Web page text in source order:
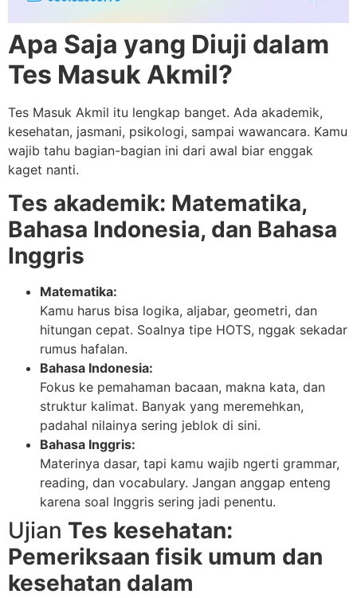
Apa Saja yang Diuji dalam
Tes Masuk Akmil?
Tes Masuk Akmil itu lengkap banget. Ada akademik,
kesehatan, jasmani, psikologi, sampai wawancara. Kamu
wajib tahu bagian-bagian ini dari awal biar enggak
kaget nanti.
Tes akademik: Matematika,
Bahasa Indonesia, dan Bahasa
Inggris
Matematika:
Kamu harus bisa logika, aljabar, geometri, dan
hitungan cepat. Soalnya tipe HOTS, nggak sekadar
rumus hafalan.
Bahasa Indonesia:
Fokus ke pemahaman bacaan, makna kata, dan
struktur kalimat. Banyak yang meremehkan,
padahal nilainya sering jeblok di sini.
Bahasa Inggris:
Materinya dasar, tapi kamu wajib ngerti grammar,
reading, dan vocabulary. Jangan anggap enteng
karena soal Inggris sering jadi penentu.
Ujian Tes kesehatan:
Pemeriksaan fisik umum dan
kesehatan dalam